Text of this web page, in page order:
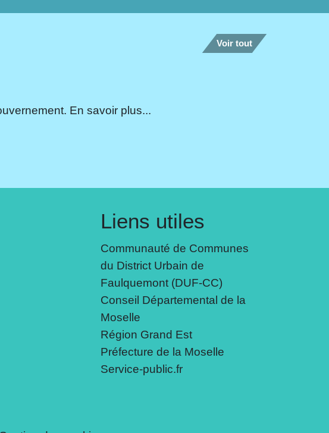
Voir tout
En savoir plus...
Liens utiles
Communauté de Communes
du District Urbain de
Faulquemont (DUF-CC)
Conseil Départemental de la
Moselle
Région Grand Est
Préfecture de la Moselle
Service-public.fr